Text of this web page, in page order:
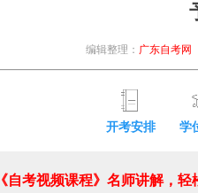
编辑整理： 广东自考网
开考安排 学
《自考视频课程》名师讲解，